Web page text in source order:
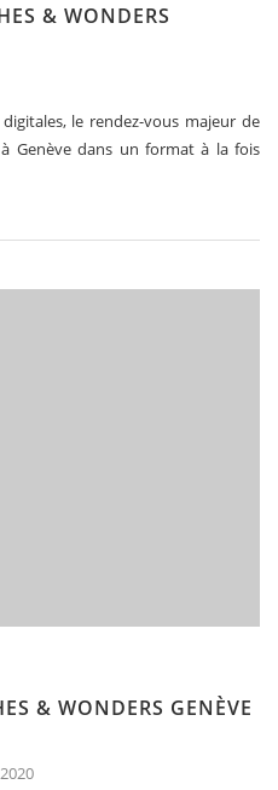
& WONDERS
le rendez-vous majeur de
Genève dans un format à la fois
& WONDERS GENÈVE